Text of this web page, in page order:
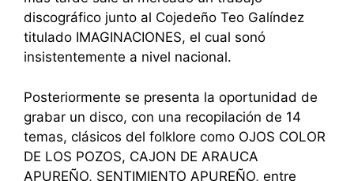
discográfico junto al Cojedeño Teo Galíndez
titulado IMAGINACIONES, el cual sonó
insistentemente a nivel nacional.
Posteriormente se presenta la oportunidad de
grabar un disco, con una recopilación de 14
temas, clásicos del folklore como OJOS COLOR
DE LOS POZOS, CAJON DE ARAUCA
APUREÑO, SENTIMIENTO APUREÑO, entre